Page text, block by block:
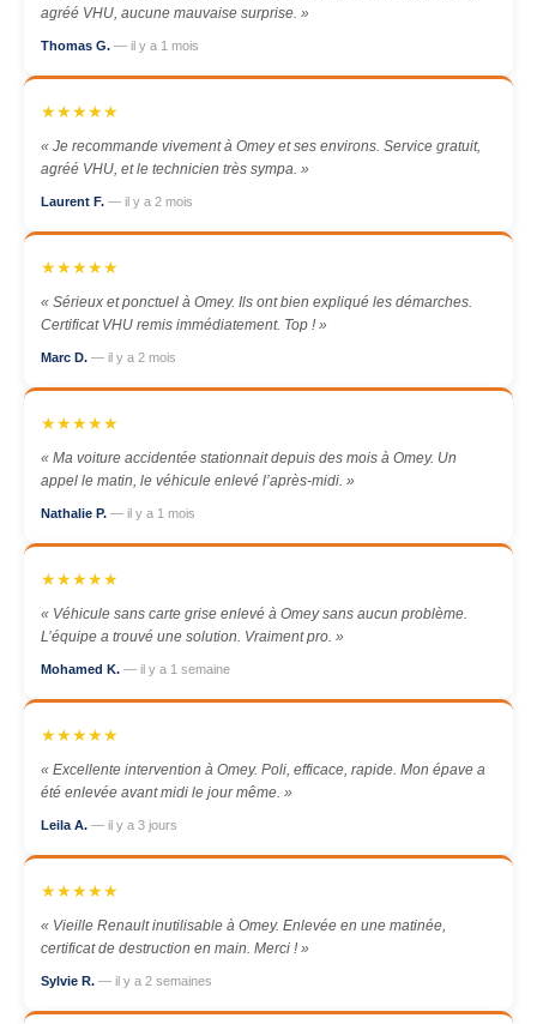
agréé VHU, aucune mauvaise surprise. »
Thomas G. — il y a 1 mois
★★★★★
« Je recommande vivement à Omey et ses environs. Service gratuit,
agréé VHU, et le technicien très sympa. »
Laurent F. — il y a 2 mois
★★★★★
« Sérieux et ponctuel à Omey. Ils ont bien expliqué les démarches.
Certificat VHU remis immédiatement. Top ! »
Marc D. — il y a 2 mois
★★★★★
« Ma voiture accidentée stationnait depuis des mois à Omey. Un
appel le matin, le véhicule enlevé l’après-midi. »
Nathalie P. — il y a 1 mois
★★★★★
« Véhicule sans carte grise enlevé à Omey sans aucun problème.
L’équipe a trouvé une solution. Vraiment pro. »
Mohamed K. — il y a 1 semaine
★★★★★
« Excellente intervention à Omey. Poli, efficace, rapide. Mon épave a
été enlevée avant midi le jour même. »
Leila A. — il y a 3 jours
★★★★★
« Vieille Renault inutilisable à Omey. Enlevée en une matinée,
certificat de destruction en main. Merci ! »
Sylvie R. — il y a 2 semaines